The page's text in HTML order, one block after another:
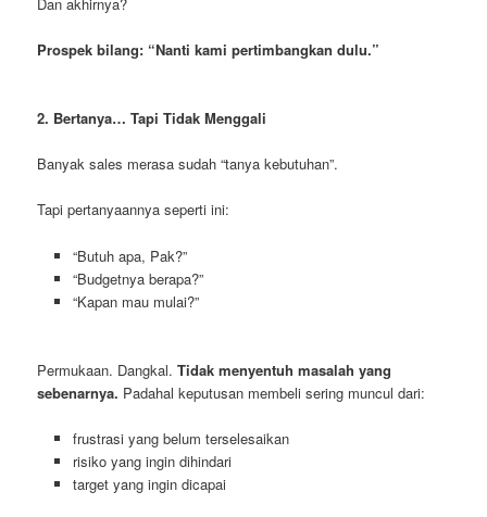
Prospek bilang: “Nanti kami pertimbangkan dulu.”
2. Bertanya… Tapi Tidak Menggali
Banyak sales merasa sudah “tanya kebutuhan”.
Tapi pertanyaannya seperti ini:
“Butuh apa, Pak?”
“Budgetnya berapa?”
“Kapan mau mulai?”
Permukaan. Dangkal.Tidak menyentuh masalah yang
sebenarnya. Padahal keputusan membeli sering muncul dari:
frustrasi yang belum terselesaikan
risiko yang ingin dihindari
target yang ingin dicapai